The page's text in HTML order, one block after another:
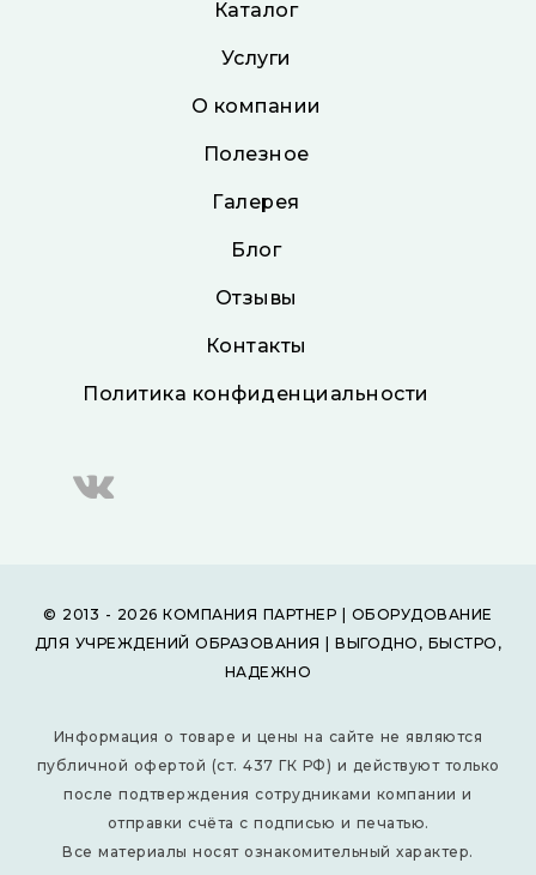
Каталог
Услуги
О компании
Полезное
Галерея
Блог
Отзывы
Контакты
Политика конфиденциальности
© 2013 - 2026 КОМПАНИЯ ПАРТНЕР | ОБОРУДОВАНИЕ
ДЛЯ УЧРЕЖДЕНИЙ ОБРАЗОВАНИЯ | ВЫГОДНО, БЫСТРО,
НАДЕЖНО
Информация о товаре и цены на сайте не являются
публичной офертой (ст. 437 ГК РФ) и действуют только
после подтверждения сотрудниками компании и
отправки счёта с подписью и печатью.
Все материалы носят ознакомительный характер.